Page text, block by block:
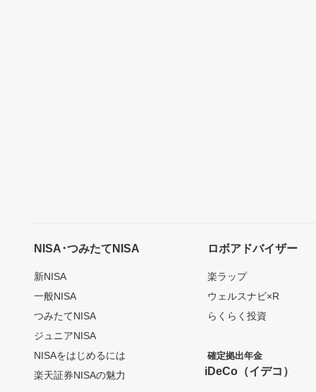
NISA･つみたてNISA
新NISA
一般NISA
つみたてNISA
ジュニアNISA
NISAをはじめるには
楽天証券NISAの魅力
ロボアドバイザー
楽ラップ
ウェルスナビ×R
らくらく投資
確定拠出年金
iDeCo（イデコ）